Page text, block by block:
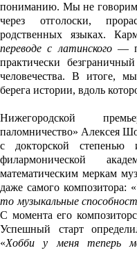
пониманию. Мы не говорим
через отголоски,
родственных языках.
переводе с латинского—
практически
человечества. В итоге,
берега истории, вдоль
Нижегородской
паломничество» Алексея
с докторской степенью
филармонической
математическим меркам
даже самого композитора: «
то музыкальные
С момента его
Успешный старт
«Хобби у меня теперь